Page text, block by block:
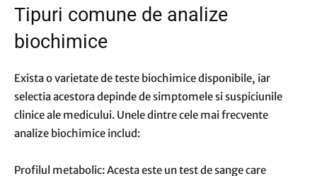
Tipuri comune de analize
biochimice
Exista o varietate de teste biochimice disponibile, iar
selectia acestora depinde de simptomele si suspiciunile
clinice ale medicului. Unele dintre cele mai frecvente
analize biochimice includ:
Profilul metabolic: Acesta este un test de sange care